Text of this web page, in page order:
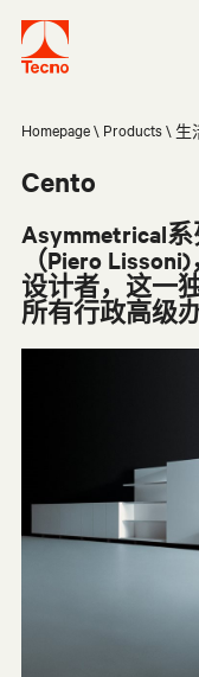
Homepage Products 生
Cento
Asymmetrical
（Piero
设计者，这一
所有行政高级